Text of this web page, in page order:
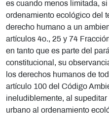
es cuando menos limitada,
ordenamiento ecológico del
derecho humano a un
artículos 4o., 25 y 74
en tanto que es parte del
constitucional, su
los derechos humanos de
artículo 100 del Código
ineludiblemente, al
urbano al ordenamiento